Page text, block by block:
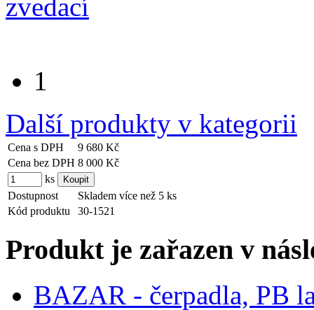
1
Další produkty v kategorii
Cena s DPH
9 680 Kč
Cena bez DPH 8 000 Kč
ks
Dostupnost
Skladem více než 5 ks
Kód produktu
30-1521
Produkt je zařazen v
BAZAR - čerpadla, PB